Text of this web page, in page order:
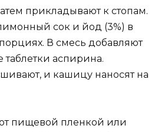
прикладывают к стопам.
сок и йод (3%) в
В смесь добавляют
таблетки аспирина.
и кашицу наносят на
пищевой пленкой или